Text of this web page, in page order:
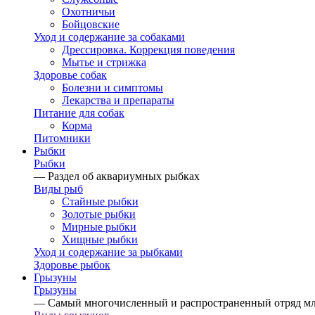
Охотничьи
Бойцовские
Уход и содержание за собаками
Дрессировка. Коррекция поведения
Мытье и стрижка
Здоровье собак
Болезни и симптомы
Лекарства и препараты
Питание для собак
Корма
Питомники
Рыбки
Рыбки
— Раздел об аквариумных рыбках
Виды рыб
Стайные рыбки
Золотые рыбки
Мирные рыбки
Хищные рыбки
Уход и содержание за рыбками
Здоровье рыбок
Грызуны
Грызуны
— Самый многочисленный и распространенный отряд